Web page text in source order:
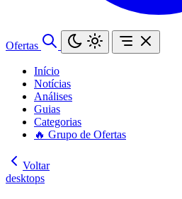
Ofertas
Início
Notícias
Análises
Guias
Categorias
🔥 Grupo de Ofertas
Voltar
desktops